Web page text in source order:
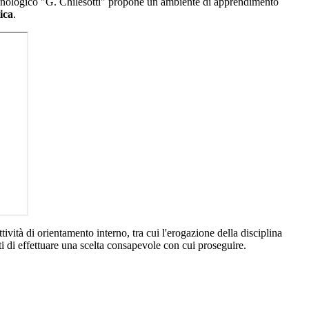
.
di orientamento interno, tra cui l'erogazione della disciplina
effettuare una scelta consapevole con cui proseguire.